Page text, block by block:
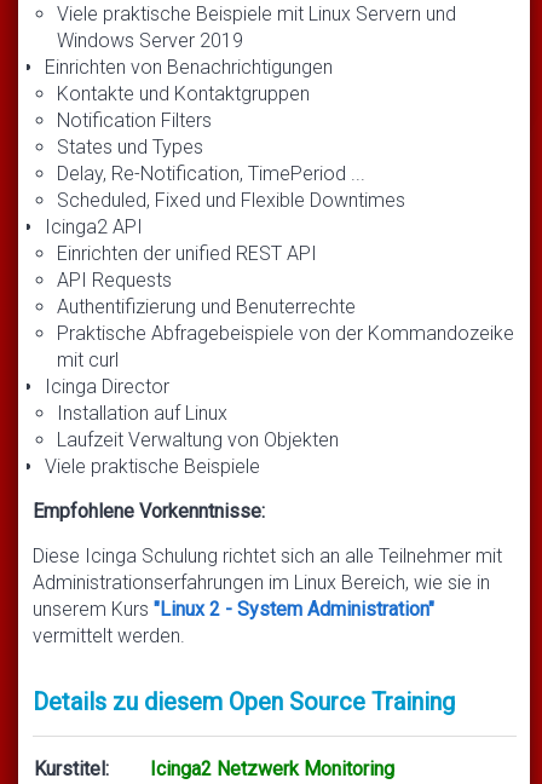
Viele praktische Beispiele mit Linux Servern und
Windows Server 2019
Einrichten von Benachrichtigungen
Kontakte und Kontaktgruppen
Notification Filters
States und Types
Delay, Re-Notification, TimePeriod ...
Scheduled, Fixed und Flexible Downtimes
Icinga2 API
Einrichten der unified REST API
API Requests
Authentifizierung und Benuterrechte
Praktische Abfragebeispiele von der Kommandozeike
mit curl
Icinga Director
Installation auf Linux
Laufzeit Verwaltung von Objekten
Viele praktische Beispiele
Empfohlene Vorkenntnisse:
Diese Icinga Schulung richtet sich an alle Teilnehmer mit
Administrationserfahrungen im Linux Bereich, wie sie in
unserem Kurs "Linux 2 - System Administration"
vermittelt werden.
Details zu diesem Open Source Training
Kurstitel:
Icinga2 Netzwerk Monitoring